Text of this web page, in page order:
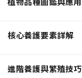
核心養護要素詳解
進階養護與繁殖技巧